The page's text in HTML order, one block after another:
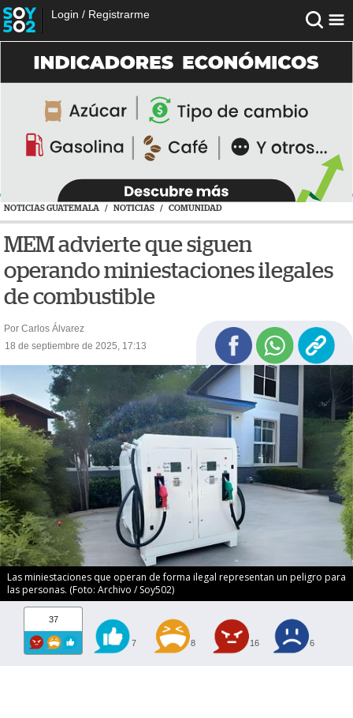
Login / Registrarme
NOTICIAS GUATEMALA / NOTICIAS / COMUNIDAD
MEM advierte que siguen
operando miniestaciones ilegales
de combustible
Por Carlos Álvarez
18 de septiembre de 2025, 17:13
Las miniestaciones que operan de forma ilegal representan un peligro para
las personas. (Foto: Archivo / Soy502)
37
7 8 16 6